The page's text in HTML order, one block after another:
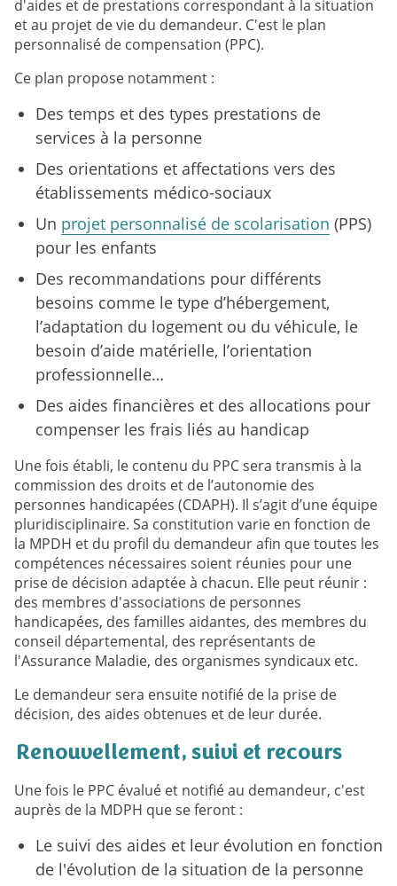
d'aides et de prestations correspondant à la situation
et au projet de vie du demandeur. C'est le plan
personnalisé de compensation (PPC).
Ce plan propose notamment :
Des temps et des types prestations de
services à la personne
Des orientations et affectations vers des
établissements médico-sociaux
Un projet personnalisé de scolarisation (PPS)
pour les enfants
Des recommandations pour différents
besoins comme le type d’hébergement,
l’adaptation du logement ou du véhicule, le
besoin d’aide matérielle, l’orientation
professionnelle…
Des aides financières et des allocations pour
compenser les frais liés au handicap
Une fois établi, le contenu du PPC sera transmis à la
commission des droits et de l’autonomie des
personnes handicapées (CDAPH). Il s’agit d’une équipe
pluridisciplinaire. Sa constitution varie en fonction de
la MPDH et du profil du demandeur afin que toutes les
compétences nécessaires soient réunies pour une
prise de décision adaptée à chacun. Elle peut réunir :
des membres d'associations de personnes
handicapées, des familles aidantes, des membres du
conseil départemental, des représentants de
l'Assurance Maladie, des organismes syndicaux etc.
Le demandeur sera ensuite notifié de la prise de
décision, des aides obtenues et de leur durée.
Renouvellement, suivi et recours
Une fois le PPC évalué et notifié au demandeur, c'est
auprès de la MDPH que se feront :
Le suivi des aides et leur évolution en fonction
de l'évolution de la situation de la personne